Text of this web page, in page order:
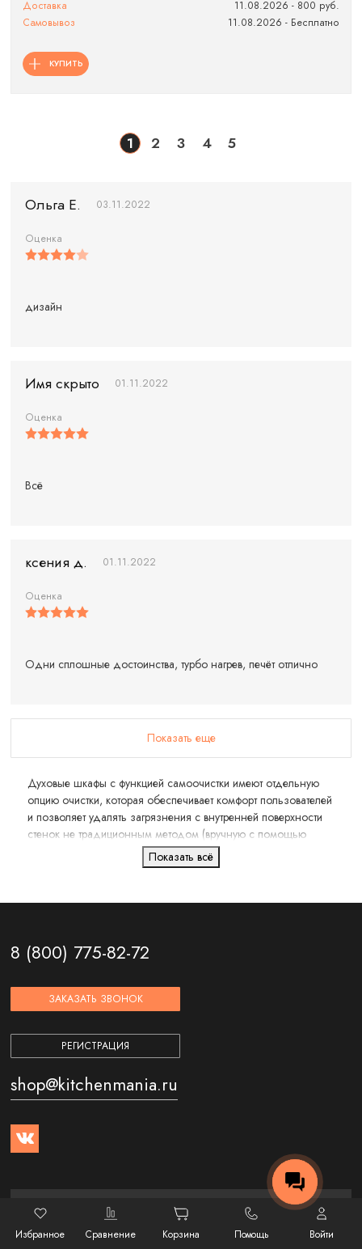
Доставка
11.08.2026 - 800 руб.
Самовывоз
11.08.2026 - Бесплатно
КУПИТЬ
1 2 3 4 5
Ольга Е. 03.11.2022
Оценка
дизайн
Имя скрыто 01.11.2022
Оценка
Всё
ксения д. 01.11.2022
Оценка
Одни сплошные достоинства, турбо нагрев, печёт отлично
Показать еще
Духовые шкафы с функцией самоочистки имеют отдельную
опцию очистки, которая обеспечивает комфорт пользователей
и позволяет удалять загрязнения с внутренней поверхности
стенок не традиционным методом (вручную с помощью
моющих средств), а более быстрым и простым способом.
Уборка и уход за устройством отнимают минимум времени и
высоких температур, под воздействием которых всех
загрязнения просто сгорают и превращаются в пепел. При
воду, органику и углекислый газ благодаря катализаторам,
находящимся в порах специального материала покрытия –
эмали лёгкой очистки. При гидролизной (паровой) чистке пар
размягчает грязь. После завершения процесса очищения
Показать всё
8 (800) 775-82-72
ЗАКАЗАТЬ ЗВОНОК
РЕГИСТРАЦИЯ
shop@kitchenmania.ru
Интернет-магазин
Избранное Сравнение Корзина Помощь Войти